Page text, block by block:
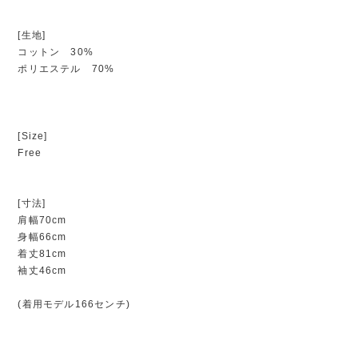
[生地]
コットン 30%
ポリエステル 70%
[Size]
Free
[寸法]
肩幅70cm
身幅66cm
着丈81cm
袖丈46cm
(着用モデル166センチ)